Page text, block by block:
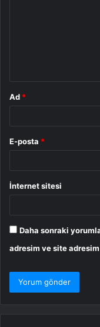
Ad *
E-posta *
İnternet sitesi
Daha sonraki
adresim ve site